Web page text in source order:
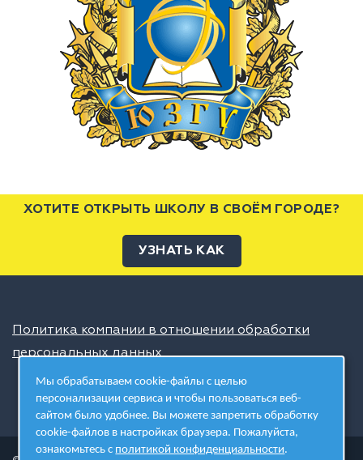
ХОТИТЕ ОТКРЫТЬ ШКОЛУ В СВОЁМ ГОРОДЕ?
УЗНАТЬ КАК
Политика компании в отношении обработки
персональных данных
Мы обрабатываем cookie-файлы с целью
персонализации сервиса и чтобы пользоваться веб-
сайтом было удобнее. Вы можете запретить обработку
cookie-файлов в настройках браузера. Пожалуйста,
ознакомьтесь с политикой конфиденциальности.